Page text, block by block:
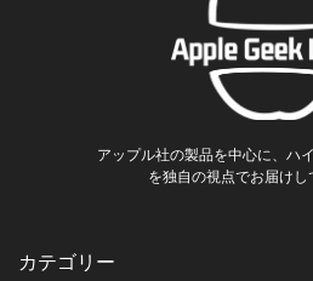
アップル社の製品を中心に、ハ
を独自の視点でお届けし